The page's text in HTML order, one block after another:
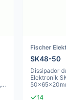
Fischer
SK48-50
Dissipador
Elektronik
14